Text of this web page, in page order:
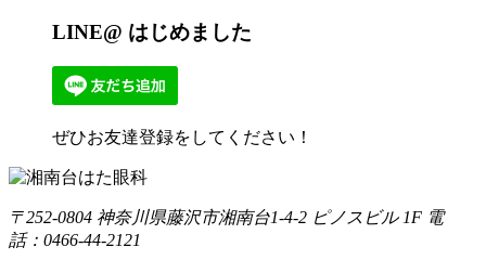
LINE@ はじめました
ぜひお友達登録をしてください！
〒252-0804 神奈川県藤沢市湘南台1-4-2 ピノスビル 1F 電
話：0466-44-2121